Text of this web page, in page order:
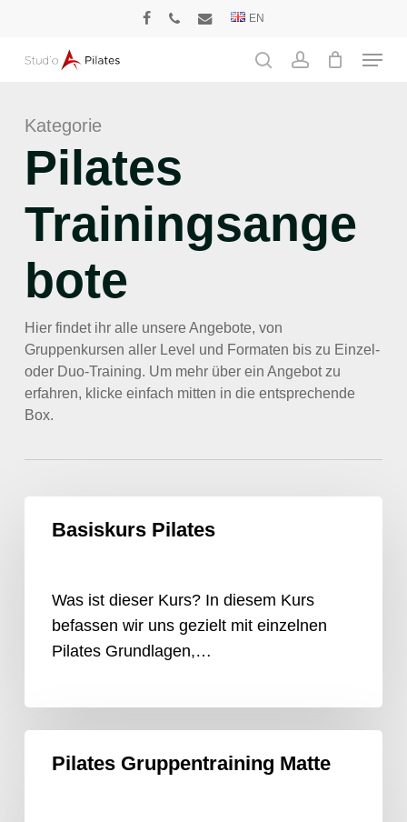
main
EN
Menu
Kategorie
Pilates
Trainingsange
bote
Hier findet ihr alle unsere Angebote, von
Gruppenkursen aller Level und Formaten bis zu Einzel-
oder Duo-Training. Um mehr über ein Angebot zu
erfahren, klicke einfach mitten in die entsprechende
Box.
PilatesBasiskurs Pilates
Was ist dieser Kurs? In diesem Kurs
befassen wir uns gezielt mit einzelnen
Pilates Grundlagen,…
Gruppentraining
Pilates Gruppentraining Matte